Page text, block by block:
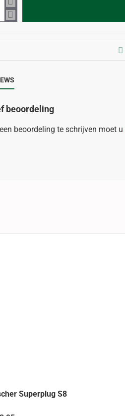
beoordeling
beoordeling te schrijven moet u
Superplug S8